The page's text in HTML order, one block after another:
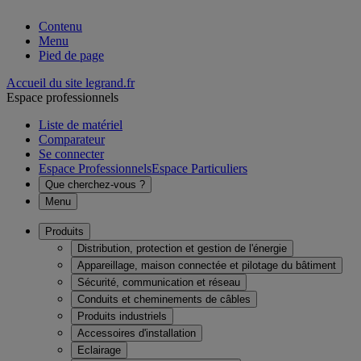
Contenu
Menu
Pied de page
Accueil du site legrand.fr
Espace professionnels
Liste de matériel
Comparateur
Se connecter
Espace ProfessionnelsEspace Particuliers
Que cherchez-vous ?
Menu
Produits
Distribution, protection et gestion de l'énergie
Appareillage, maison connectée et pilotage du bâtiment
Sécurité, communication et réseau
Conduits et cheminements de câbles
Produits industriels
Accessoires d'installation
Eclairage